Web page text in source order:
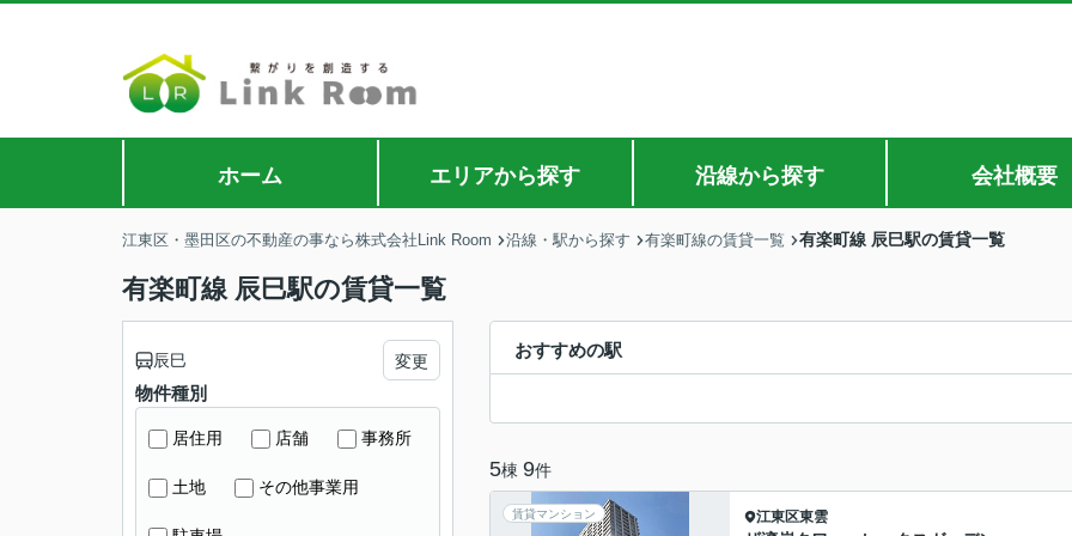
ホーム エリアから探す 沿線から探す 会社概要
江東区・墨田区の不動産の事なら株式会社Link Room 沿線・駅から探す 有楽町線の賃貸一覧 有楽町線 辰巳駅の賃貸一覧
有楽町線 辰巳駅の賃貸一覧
おすすめの駅
5棟 9件
賃貸マンション 江東区東雲
辰巳 変更
物件種別
居住用 店舗 事務所
土地 その他事業用